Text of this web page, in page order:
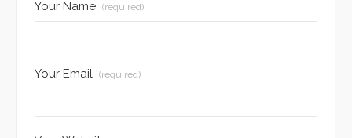
Your Name (required)
Your Email (required)